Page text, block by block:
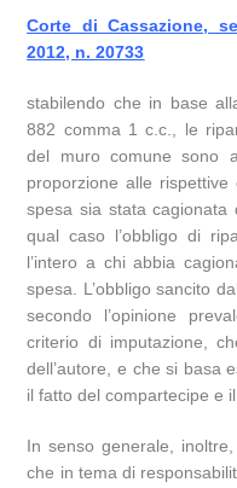
Corte di Cassazione,
2012, n. 20733
stabilendo che in base
882 comma 1 c.c., le
del muro comune sono
proporzione alle
spesa sia stata
qual caso l’obbligo di
l’intero a chi abbia
spesa. L’obbligo sancito
secondo l’opinione
criterio di imputazione,
dell’autore, e che si basa
il fatto del compartecipe e
In senso generale,
che in tema di